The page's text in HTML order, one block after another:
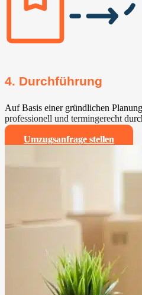
4. Durchführung
Auf Basis einer gründlichen
professionell und termingerecht
Umzugsanfrage stellen